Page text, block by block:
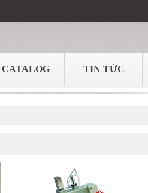
CATALOG TIN TỨC